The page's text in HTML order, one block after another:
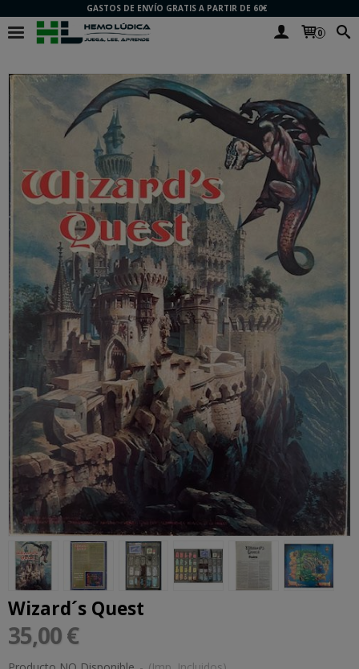
GASTOS DE ENVÍO GRATIS A PARTIR DE 60€
0
Wizard´s Quest
35,00 €